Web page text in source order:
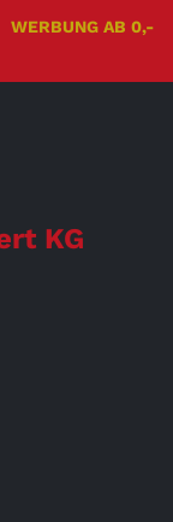
WERBUNG AB 0,-
KG